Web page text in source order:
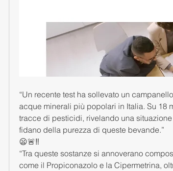
“Un recente test ha sollevato un
acque minerali più popolari in Italia. Su 18
tracce di pesticidi, rivelando una
fidano della purezza di queste bevande.”
😦🚨‼️
“Tra queste sostanze si annoverano
come il Propiconazolo e la Cipermetrina,